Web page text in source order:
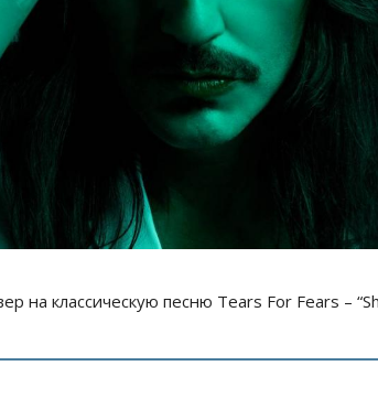
на классическую песню Tears For Fears –